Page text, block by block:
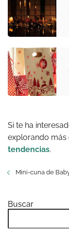
Si te ha
explorando más
tendencias.
Mini-cuna de
Buscar